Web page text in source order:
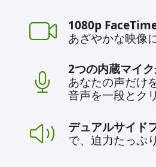
1080p
あざやかな映像
2つの内蔵マイク
あなたの声だけ
音声を一段と ク
デュアルサイド
で、迫力たっぷ